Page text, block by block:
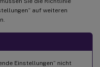
auf weiteren
Einstellungen” nicht